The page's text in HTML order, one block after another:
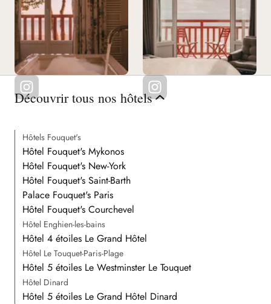
Découvrir tous nos hôtels
Hôtels Fouquet's
Hôtel Fouquet's Mykonos
Hôtel Fouquet's New-York
Hôtel Fouquet's Saint-Barth
Palace Fouquet's Paris
Hôtel Fouquet's Courchevel
Hôtel Enghien-les-bains
Hôtel 4 étoiles Le Grand Hôtel
Hôtel Le Touquet-Paris-Plage
Hôtel 5 étoiles Le Westminster Le Touquet
Hôtel Dinard
Hôtel 5 étoiles Le Grand Hôtel Dinard